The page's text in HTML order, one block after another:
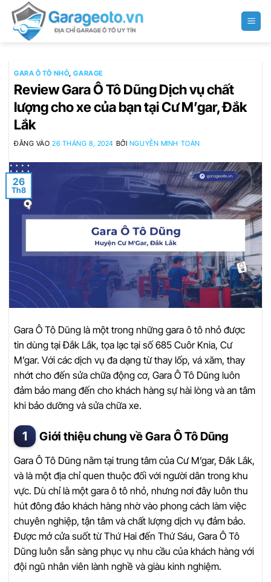
qua
GARA Ô TÔ NHỎ,GARAGE
Review Gara Ô Tô Dũng Dịch vụ chất
lượng cho xe của bạn tại Cư M’gar, Đắk
Lắk
ĐĂNG VÀO26 THÁNG 8, 2024 BỞI NGUYỄN MINH TOÀN
26
Th8
Gara Ô Tô Dũng là một trong những gara ô tô nhỏ được
tin dùng tại Đắk Lắk, tọa lạc tại số 685 Cuôr Knia, Cư
M’gar. Với các dịch vụ đa dạng từ thay lốp, vá xăm, thay
nhớt cho đến sửa chữa động cơ, Gara Ô Tô Dũng luôn
đảm bảo mang đến cho khách hàng sự hài lòng và an tâm
khi bảo dưỡng và sửa chữa xe.
Giới thiệu chung về Gara Ô Tô Dũng
Gara Ô Tô Dũng nằm tại trung tâm của Cư M’gar, Đắk Lắk,
và là một địa chỉ quen thuộc đối với người dân trong khu
vực. Dù chỉ là một gara ô tô nhỏ, nhưng nơi đây luôn thu
hút đông đảo khách hàng nhờ vào phong cách làm việc
chuyên nghiệp, tận tâm và chất lượng dịch vụ đảm bảo.
Được mở cửa suốt từ Thứ Hai đến Thứ Sáu, Gara Ô Tô
Dũng luôn sẵn sàng phục vụ nhu cầu của khách hàng với
đội ngũ nhân viên lành nghề và giàu kinh nghiệm.